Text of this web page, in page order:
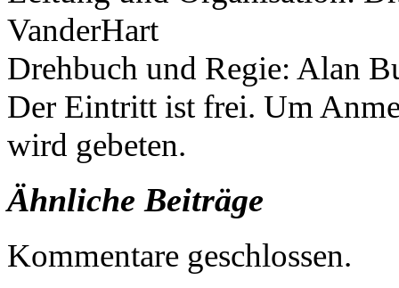
VanderHart
Drehbuch und Regie: Alan
Der Eintritt ist frei. Um
wird gebeten.
Ähnliche Beiträge
Kommentare geschlossen.